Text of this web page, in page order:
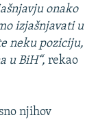
onako
izjašnjavati u
neku poziciju,
u BiH“, rekao
njihov